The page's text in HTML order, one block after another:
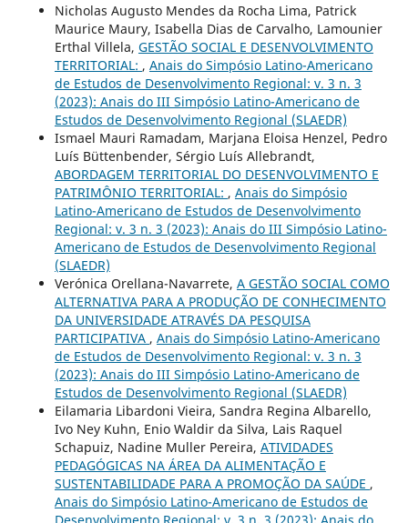
Nicholas Augusto Mendes da Rocha Lima, Patrick
Maurice Maury, Isabella Dias de Carvalho, Lamounier
Erthal Villela, GESTÃO SOCIAL E DESENVOLVIMENTO
TERRITORIAL: , Anais do Simpósio Latino-Americano
de Estudos de Desenvolvimento Regional: v. 3 n. 3
(2023): Anais do III Simpósio Latino-Americano de
Estudos de Desenvolvimento Regional (SLAEDR)
Ismael Mauri Ramadam, Marjana Eloisa Henzel, Pedro
Luís Büttenbender, Sérgio Luís Allebrandt,
ABORDAGEM TERRITORIAL DO DESENVOLVIMENTO E
PATRIMÔNIO TERRITORIAL: , Anais do Simpósio
Latino-Americano de Estudos de Desenvolvimento
Regional: v. 3 n. 3 (2023): Anais do III Simpósio Latino-
Americano de Estudos de Desenvolvimento Regional
(SLAEDR)
Verónica Orellana-Navarrete, A GESTÃO SOCIAL COMO
ALTERNATIVA PARA A PRODUÇÃO DE CONHECIMENTO
DA UNIVERSIDADE ATRAVÉS DA PESQUISA
PARTICIPATIVA , Anais do Simpósio Latino-Americano
de Estudos de Desenvolvimento Regional: v. 3 n. 3
(2023): Anais do III Simpósio Latino-Americano de
Estudos de Desenvolvimento Regional (SLAEDR)
Eilamaria Libardoni Vieira, Sandra Regina Albarello,
Ivo Ney Kuhn, Enio Waldir da Silva, Lais Raquel
Schapuiz, Nadine Muller Pereira, ATIVIDADES
PEDAGÓGICAS NA ÁREA DA ALIMENTAÇÃO E
SUSTENTABILIDADE PARA A PROMOÇÃO DA SAÚDE ,
Anais do Simpósio Latino-Americano de Estudos de